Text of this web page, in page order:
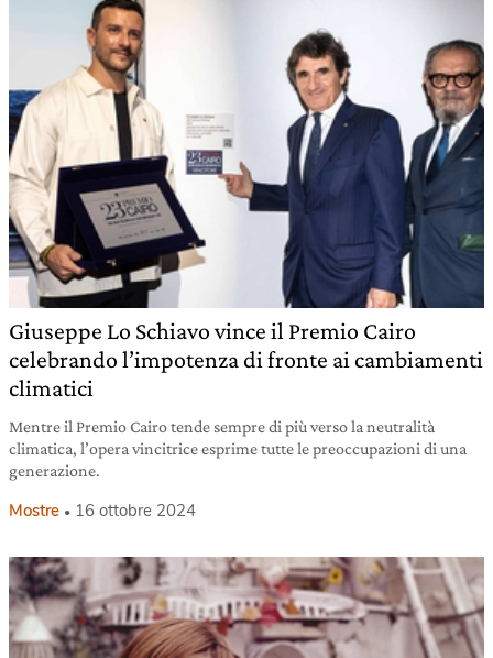
Giuseppe Lo Schiavo vince il Premio Cairo
celebrando l’impotenza di fronte ai cambiamenti
climatici
Mentre il Premio Cairo tende sempre di più verso la neutralità
climatica, l’opera vincitrice esprime tutte le preoccupazioni di una
generazione.
Mostre 16 ottobre 2024